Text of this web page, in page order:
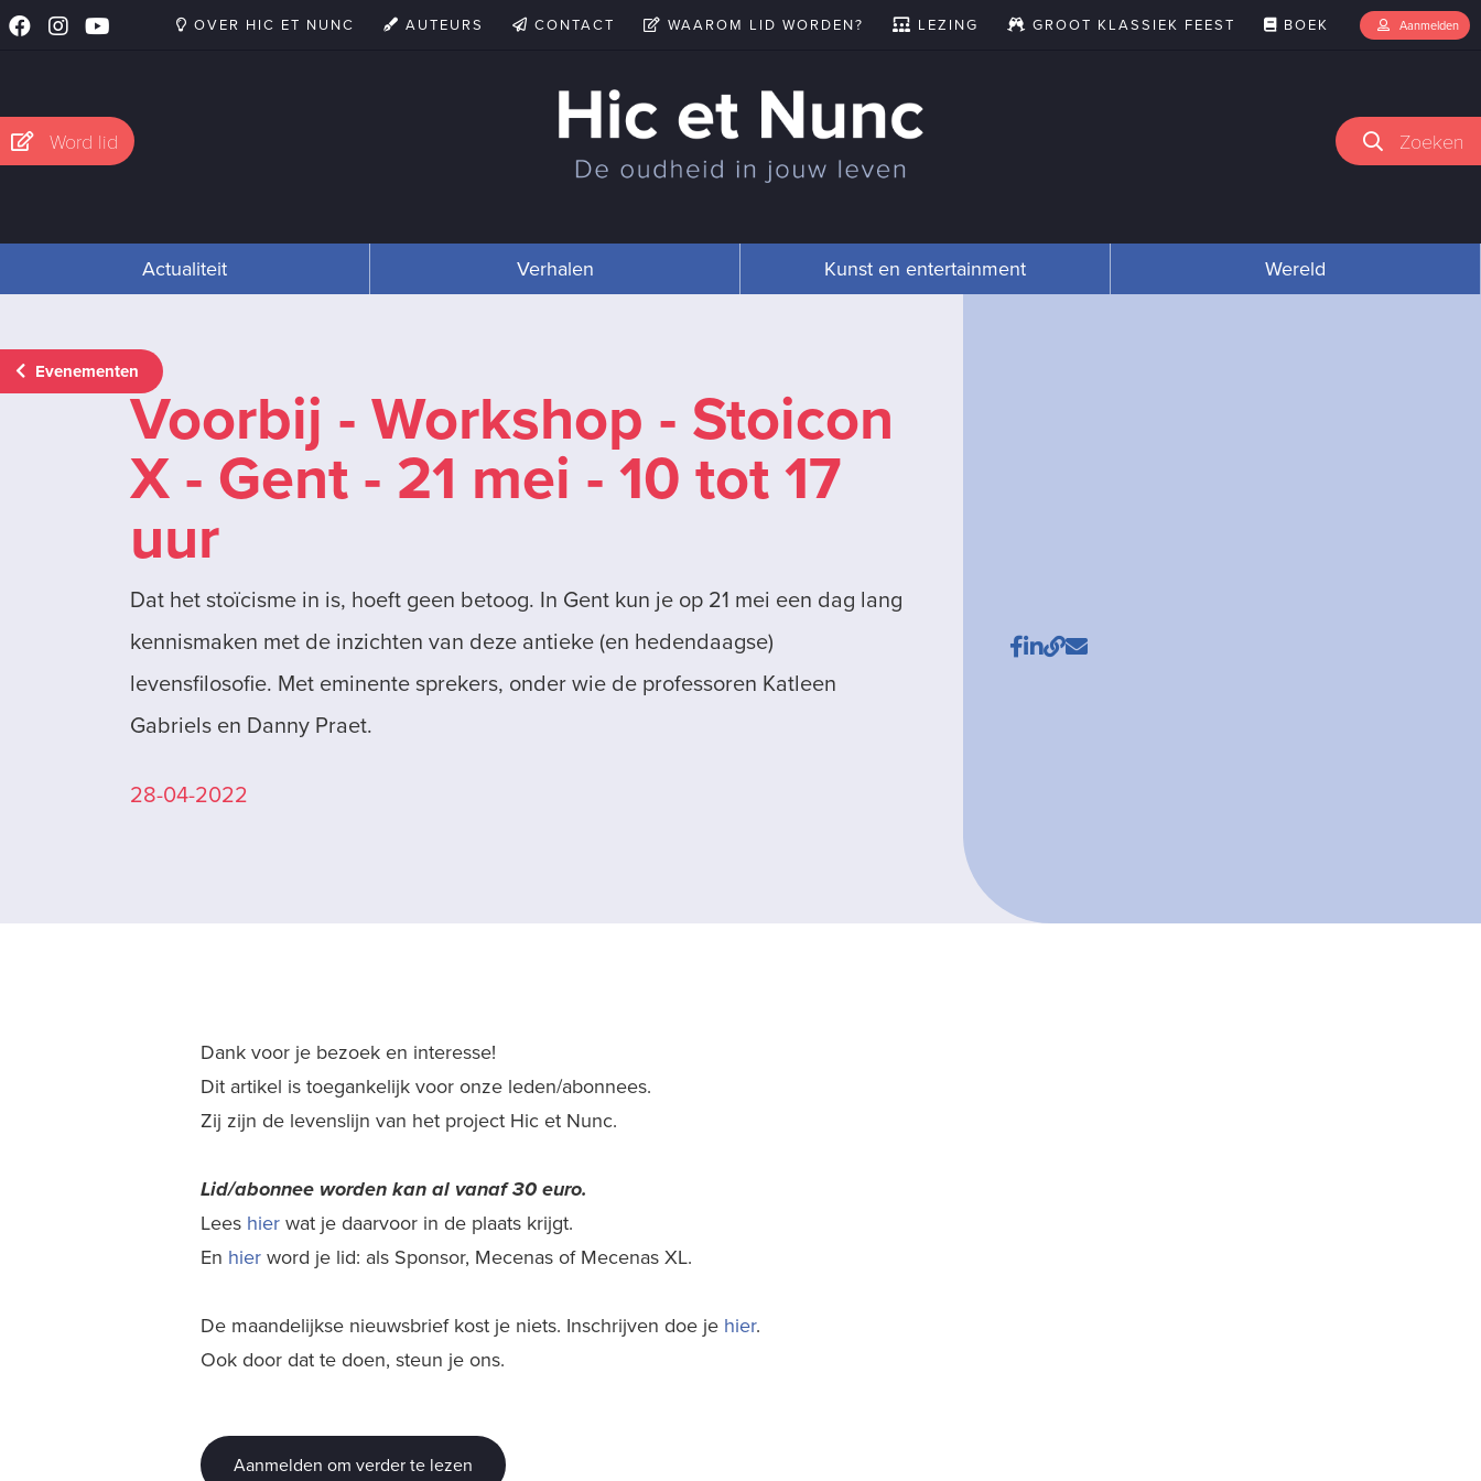
OVER HIC ET NUNC AUTEURS CONTACT WAAROM LID WORDEN? LEZING GROOT KLASSIEK FEEST BOEK Aanmelden
Word lid Zoeken
Actualiteit Verhalen Kunst en entertainment Wereld
Evenementen
Voorbij - Workshop - Stoicon
X - Gent - 21 mei - 10 tot 17
uur
Dat het stoïcisme in is, hoeft geen betoog. In Gent kun je op 21 mei een dag lang
kennismaken met de inzichten van deze antieke (en hedendaagse)
levensfilosofie. Met eminente sprekers, onder wie de professoren Katleen
Gabriels en Danny Praet.
28-04-2022
Dank voor je bezoek en interesse!
Dit artikel is toegankelijk voor onze leden/abonnees.
Zij zijn de levenslijn van het project Hic et Nunc.
Lid/abonnee worden kan al vanaf 30 euro.
Lees hierwat je daarvoor in de plaats krijgt.
En hierword je lid: als Sponsor, Mecenas of Mecenas XL.
De maandelijkse nieuwsbrief kost je niets. Inschrijven doe je hier.
Ook door dat te doen, steun je ons.
Aanmelden om verder te lezen